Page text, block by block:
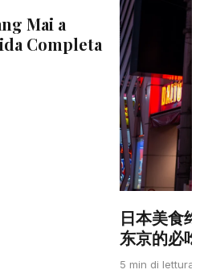
Mai a
Completa
日本美食终
东京的必吃
5 min di lettura